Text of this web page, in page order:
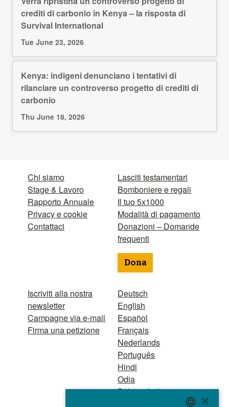
crediti di carbonio in Kenya – la risposta di
Survival International
Tue June 23, 2026
Kenya: indigeni denunciano i tentativi di
rilanciare un controverso progetto di crediti di
carbonio
Thu June 18, 2026
Chi siamo
Stage & Lavoro
Rapporto Annuale
Privacy e cookie
Contattaci
Iscriviti alla nostra
newsletter
Campagne via e-mail
Firma una petizione
Lasciti testamentari
Bomboniere e regali
Il tuo 5x1000
Modalità di pagamento
Donazioni – Domande
frequenti
Dona
Deutsch
English
Español
Français
Nederlands
Português
Hindi
Odia
Bahasa Indonesia
×